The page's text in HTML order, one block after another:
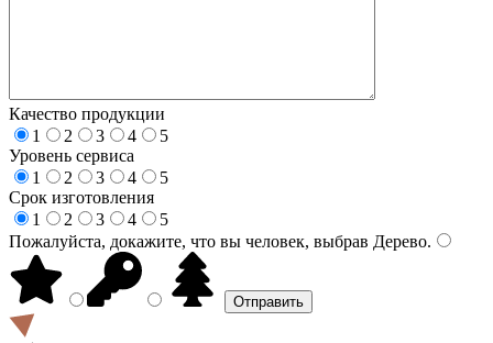
Качество продукции
1
2 3 4
5
Уровень сервиса
1
2 3 4
5
Срок изготовления
1
2 3 4
5
Пожалуйста, докажите, что вы человек, выбрав Дерево.